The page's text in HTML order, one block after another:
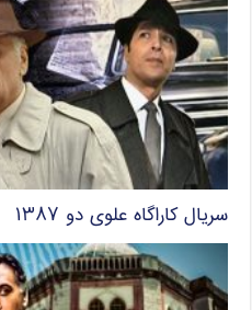
سریال کاراگاه علوی دو ۱۳۸۷